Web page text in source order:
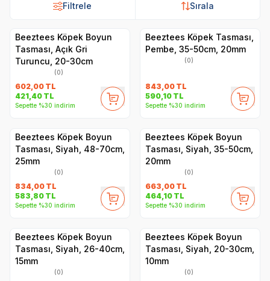
Filtrele Sırala
Filtrele Sırala
Beeztees Köpek Boyun
Tasması, Açık Gri
Turuncu, 20-30cm
(0)
602,00 TL
421,40 TL
Sepette %30 indirim
Beeztees Köpek Tasması,
Pembe, 35-50cm, 20mm
(0)
843,00 TL
590,10 TL
Sepette %30 indirim
Beeztees Köpek Boyun
Tasması, Siyah, 48-70cm,
25mm
(0)
834,00 TL
583,80 TL
Sepette %30 indirim
Beeztees Köpek Boyun
Tasması, Siyah, 35-50cm,
20mm
(0)
663,00 TL
464,10 TL
Sepette %30 indirim
Beeztees Köpek Boyun
Tasması, Siyah, 26-40cm,
15mm
(0)
Beeztees Köpek Boyun
Tasması, Siyah, 20-30cm,
10mm
(0)